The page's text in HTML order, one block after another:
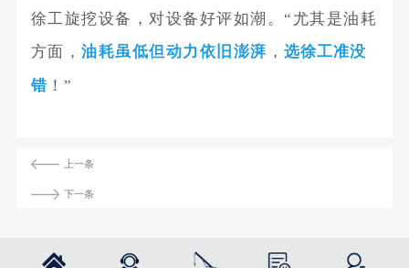
徐工旋挖设备，对设备好评如潮。 “ 尤其是油耗
方面，油耗虽低但动力依旧澎湃 ，选徐工准没
错！”
上一条
下一条